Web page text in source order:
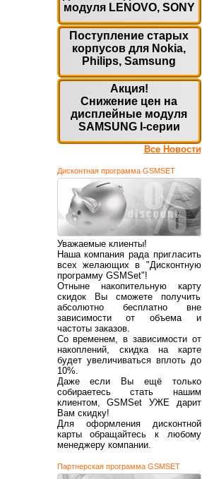
модуля LENOVO, SONY
Поступление старых
корпусов для Nokia,
Philips, Samsung
Акция!
Снижение цен на
дисплейные модуля
SAMSUNG I-серии
Все Новости
Дисконтная программа GSMSET
Уважаемые клиенты!
Наша компания рада пригласить
всех желающих в "Дисконтную
программу GSMSet"!
Отныне накопительную карту
скидок Вы сможете получить
абсолютно бесплатно вне
зависимости от объема и
частоты заказов.
Со временем, в зависимости от
накоплений, скидка на карте
будет увеличиваться вплоть до
10%.
Даже если Вы ещё только
собираетесь стать нашим
клиентом, GSMSet УЖЕ дарит
Вам скидку!
Для оформления дисконтной
карты обращайтесь к любому
менеджеру компании.
Партнерская программа GSMSET